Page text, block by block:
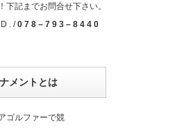
下記までお問合せ下さい。
. /0 7 8 – 7 9 3 – 8 4 4 0
メントとは
ゴルファーで競